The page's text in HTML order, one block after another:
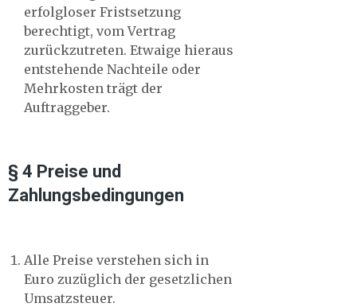
erfolgloser Fristsetzung
berechtigt, vom Vertrag
zurückzutreten. Etwaige hieraus
entstehende Nachteile oder
Mehrkosten trägt der
Auftraggeber.
§ 4 Preise und
Zahlungsbedingungen
Alle Preise verstehen sich in
Euro zuzüglich der gesetzlichen
Umsatzsteuer.